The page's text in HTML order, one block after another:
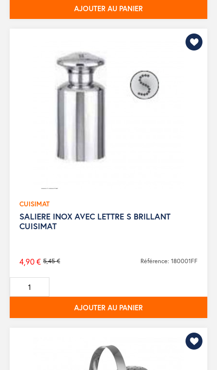
AJOUTER AU PANIER
CUISIMAT
SALIERE INOX AVEC LETTRE S BRILLANT
CUISIMAT
Prix
de
base
5,45 €
4,90 € Référence: 180001FF
AJOUTER AU PANIER